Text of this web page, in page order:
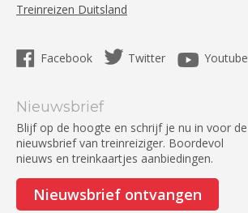
Treinreizen Duitsland
Facebook Twitter Youtube
Nieuwsbrief
Blijf op de hoogte en schrijf je nu in voor de
nieuwsbrief van treinreiziger. Boordevol
nieuws en treinkaartjes aanbiedingen.
Nieuwsbrief ontvangen